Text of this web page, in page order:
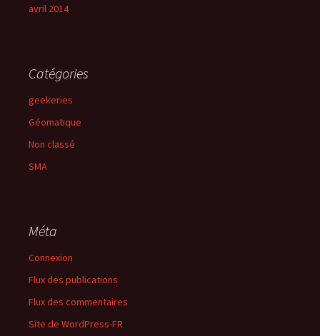
avril 2014
Catégories
geekeries
Géomatique
Non classé
SMA
Méta
Connexion
Flux des publications
Flux des commentaires
Site de WordPress-FR